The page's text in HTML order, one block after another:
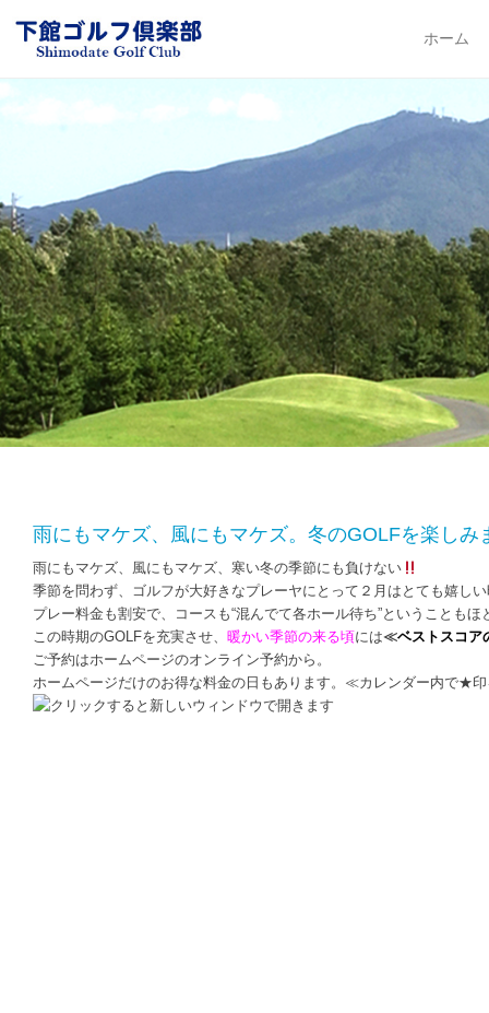
Primary
Skip to
ホーム
雨にもマケズ、風にもマケズ。冬のGOLFを楽しみ
雨にもマケズ、風にもマケズ、寒い冬の季節にも負けない
季節を問わず、ゴルフが大好きなプレーヤにとって２月はとても嬉し
プレー料金も割安で、コースも“混んでて各ホール待ち”ということもほ
この時期のGOLFを充実させ、 暖かい季節の来る頃には≪ベストスコア
ご予約はホームページのオンライン予約から。
ホームページだけのお得な料金の日もあります。≪カレンダー内で★